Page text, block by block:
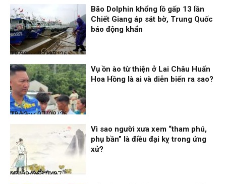
Thời sự
07/08/26, 23:28
Bão Dolphin khổng lồ gấp 13 lần
Chiết Giang áp sát bờ, Trung Quốc
báo động khẩn
Thời sự
07/08/26, 22:13
Vụ ồn ào từ thiện ở Lai Châu Huấn
Hoa Hồng là ai và diễn biến ra sao?
Nhịp sống 24h
07/08/26, 19:37
Vì sao người xưa xem “tham phú,
phụ bần” là điều đại kỵ trong ứng
xử?